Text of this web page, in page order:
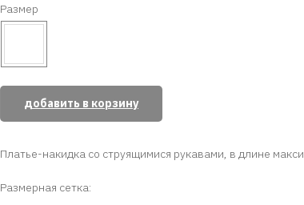
Размер
добавить в корзину
Платье-накидка со струящимися рукавами, в длине макси
Размерная сетка: